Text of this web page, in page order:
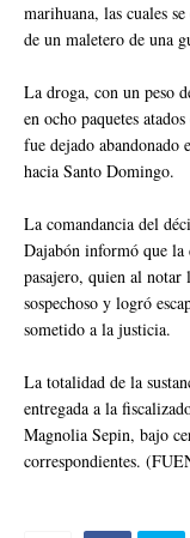
marihuana, las cuales
de un maletero de una
La droga, con un peso
en ocho paquetes
fue dejado abandonado
hacia Santo Domingo.
La comandancia del
Dajabón informó que
pasajero, quien al notar
sospechoso y logró
sometido a la justicia.
La totalidad de la
entregada a la
Magnolia Sepin, bajo
correspondientes.